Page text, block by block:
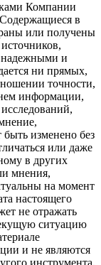
Компании
в
или получены
надежными и
ни прямых,
точности,
информации,
изменено без
или даже
в других
мнения,
на момент
настоящего
не отражать
ситуацию
и не являются